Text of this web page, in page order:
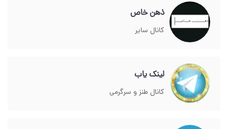
ذهن خاص
کانال سایر
لینک یاب
کانال طنز و سرگرمی